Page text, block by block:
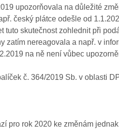
upozorňovala na důležité
český plátce odešle od
tuto skutečnost zohlednit při
zatím nereagovala a např. v
na ně není vůbec
č. 364/2019 Sb. v oblasti
pro rok 2020 ke změnám